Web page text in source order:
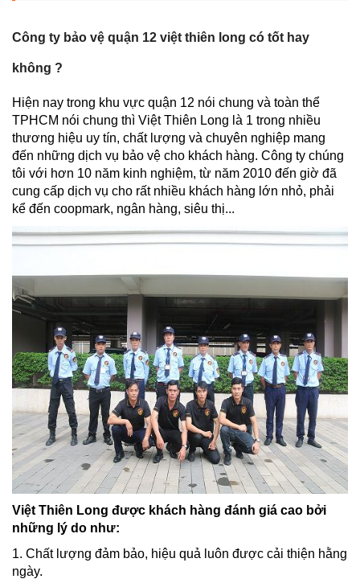
Công ty bảo vệ quận 12 việt thiên long có tốt hay
không ?
Hiện nay trong khu vực quận 12 nói chung và toàn thể
TPHCM nói chung thì Việt Thiên Long là 1 trong nhiều
thương hiệu uy tín, chất lượng và chuyên nghiệp mang
đến những dịch vụ bảo vệ cho khách hàng. Công ty chúng
tôi với hơn 10 năm kinh nghiệm, từ năm 2010 đến giờ đã
cung cấp dịch vụ cho rất nhiều khách hàng lớn nhỏ, phải
kể đến coopmark, ngân hàng, siêu thị...
Việt Thiên Long được khách hàng đánh giá cao bởi
những lý do như:
1. Chất lượng đảm bảo, hiệu quả luôn được cải thiện hằng
ngày.